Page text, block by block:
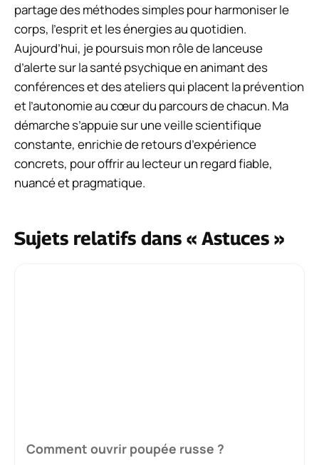
partage des méthodes simples pour harmoniser le
corps, l’esprit et les énergies au quotidien.
Aujourd’hui, je poursuis mon rôle de lanceuse
d’alerte sur la santé psychique en animant des
conférences et des ateliers qui placent la prévention
et l’autonomie au cœur du parcours de chacun. Ma
démarche s’appuie sur une veille scientifique
constante, enrichie de retours d’expérience
concrets, pour offrir au lecteur un regard fiable,
nuancé et pragmatique.
Sujets relatifs dans « Astuces »
Comment ouvrir poupée russe ?